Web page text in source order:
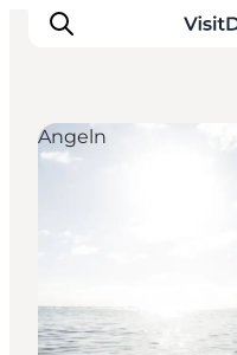
Unterkünfte
Reiseplanung
Angeln